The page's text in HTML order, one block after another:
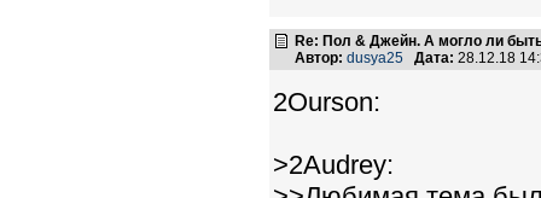
Re: Пол & Джейн. А могло ли
Автор: dusya25 Дата: 28.12.18
2Ourson:
>2Audrey: